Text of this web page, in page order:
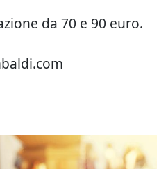
da 70 e 90 euro.